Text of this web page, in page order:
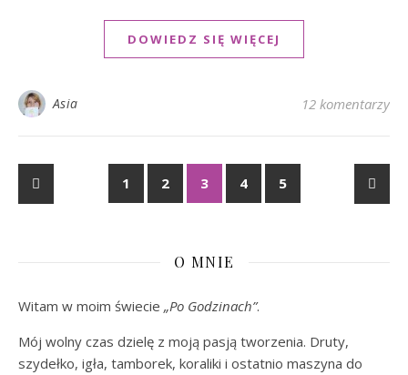
DOWIEDZ SIĘ WIĘCEJ
Asia 12 komentarzy
1 2 3 4 5
O MNIE
Witam w moim świecie „Po Godzinach”.
Mój wolny czas dzielę z moją pasją tworzenia. Druty,
szydełko, igła, tamborek, koraliki i ostatnio maszyna do